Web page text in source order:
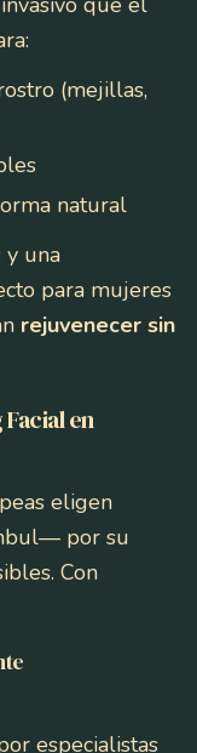
(mejillas,
natural
y una
para mujeres
rejuvenecer sin
en
eligen
por su
Con
especialistas